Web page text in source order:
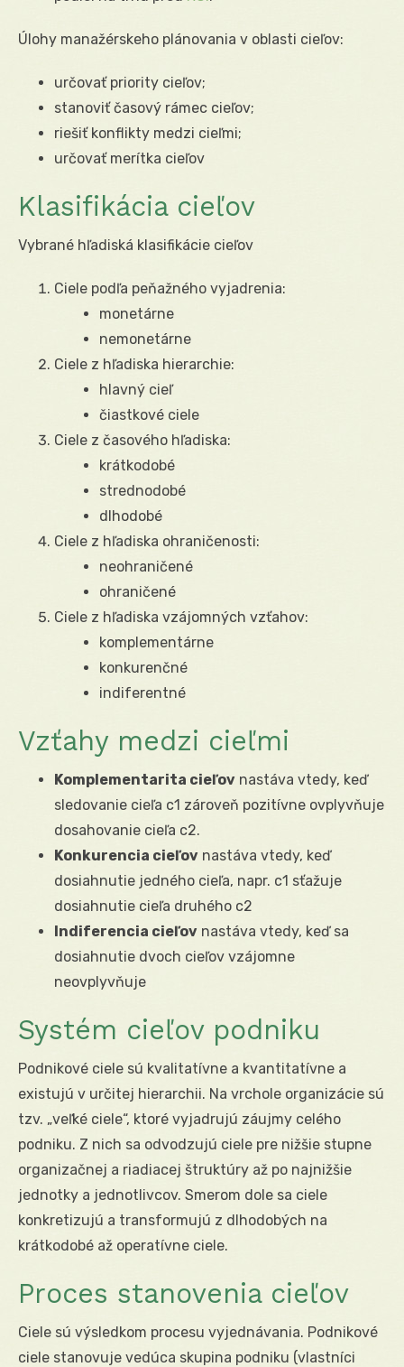
Úlohy manažérskeho plánovania v oblasti cieľov:
určovať priority cieľov;
stanoviť časový rámec cieľov;
riešiť konflikty medzi cieľmi;
určovať merítka cieľov
Klasifikácia cieľov
Vybrané hľadiská klasifikácie cieľov
Ciele podľa peňažného vyjadrenia:
monetárne
nemonetárne
Ciele z hľadiska hierarchie:
hlavný cieľ
čiastkové ciele
Ciele z časového hľadiska:
krátkodobé
strednodobé
dlhodobé
Ciele z hľadiska ohraničenosti:
neohraničené
ohraničené
Ciele z hľadiska vzájomných vzťahov:
komplementárne
konkurenčné
indiferentné
Vzťahy medzi cieľmi
Komplementarita cieľov nastáva vtedy, keď
sledovanie cieľa c1 zároveň pozitívne ovplyvňuje
dosahovanie cieľa c2.
Konkurencia cieľov nastáva vtedy, keď
dosiahnutie jedného cieľa, napr. c1 sťažuje
dosiahnutie cieľa druhého c2
Indiferencia cieľov nastáva vtedy, keď sa
dosiahnutie dvoch cieľov vzájomne
neovplyvňuje
Systém cieľov podniku
Podnikové ciele sú kvalitatívne a kvantitatívne a
existujú v určitej hierarchii. Na vrchole organizácie sú
tzv. „veľké ciele“, ktoré vyjadrujú záujmy celého
podniku. Z nich sa odvodzujú ciele pre nižšie stupne
organizačnej a riadiacej štruktúry až po najnižšie
jednotky a jednotlivcov. Smerom dole sa ciele
konkretizujú a transformujú z dlhodobých na
krátkodobé až operatívne ciele.
Proces stanovenia cieľov
Ciele sú výsledkom procesu vyjednávania. Podnikové
ciele stanovuje vedúca skupina podniku (vlastníci